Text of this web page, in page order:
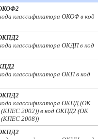
классификатора ОКОФ в код
классификатора ОКДП в код
классификатора ОКП в код
классификатора ОКПД (ОК
(КПЕС 2002)) в код ОКПД2 (ОК
(КПЕС 2008))